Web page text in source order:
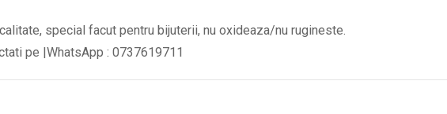
special facut pentru bijuterii, nu oxideaza/nu rugineste.
pe |WhatsApp : 0737619711